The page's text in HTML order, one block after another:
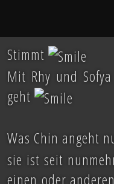
Stimmt
Mit Rhy und
geht
Was Chin angeht
sie ist seit
einen oder